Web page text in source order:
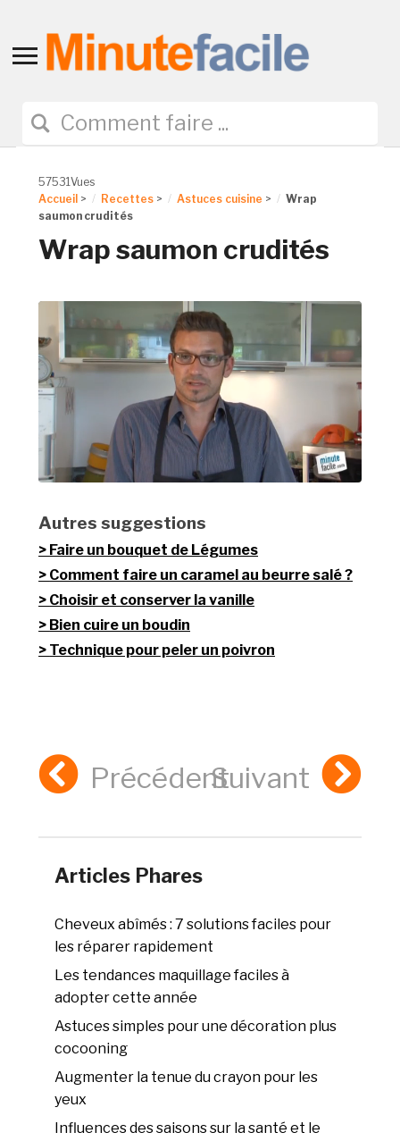
Toggle
navigation
57531Vues
Accueil > Recettes > Astuces cuisine >
Wrap
saumon crudités
Wrap saumon crudités
Autres suggestions
Faire un bouquet de Légumes
Comment faire un caramel au beurre salé ?
Choisir et conserver la vanille
Bien cuire un boudin
Technique pour peler un poivron
PrécédentSuivant
Articles Phares
Cheveux abîmés : 7 solutions faciles pour
les réparer rapidement
Les tendances maquillage faciles à
adopter cette année
Astuces simples pour une décoration plus
cocooning
Augmenter la tenue du crayon pour les
yeux
Influences des saisons sur la santé et le